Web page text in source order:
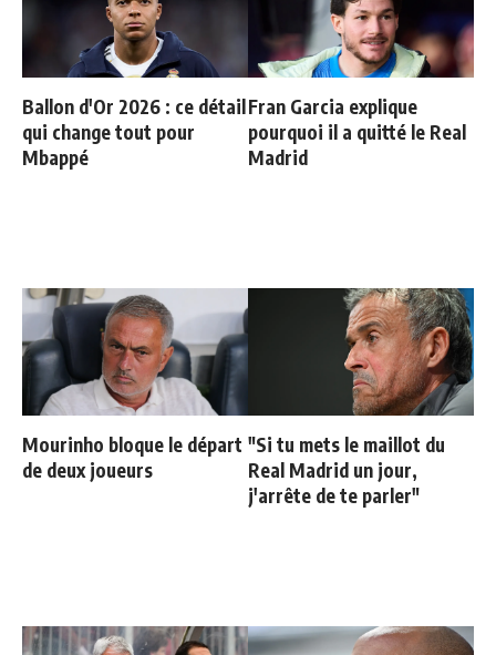
Ballon d'Or 2026 : ce détail
qui change tout pour
Mbappé
Fran Garcia explique
pourquoi il a quitté le Real
Madrid
Mourinho bloque le départ
de deux joueurs
"Si tu mets le maillot du
Real Madrid un jour,
j'arrête de te parler"